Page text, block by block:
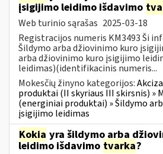
įsigijimo leidimo išdavimo
Web turinio sąrašas 2025-03-18
Registracijos numeris KM3493 Ši
Šildymo arba džiovinimo kuro
arba džiovinimo kuro įsigijimo
leidimas)(identifikacinis numeris...
Mokesčių žinyno kategorijos:
produktai (II skyriaus III skirsnis) »
(energiniai produktai) » Šildymo
įsigijimo leidimas
Kokia yra šildymo arba
leidimo išdavimo tvarka?